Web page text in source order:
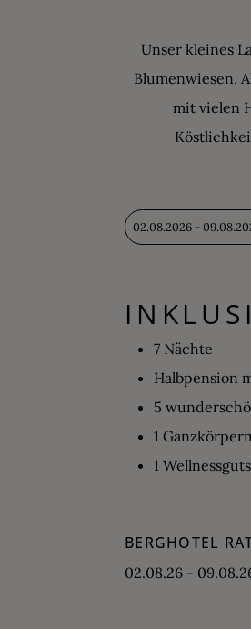
Unser kleines
Blumenwiesen,
mit vielen
02.08.2026 -
7 Nächte
Halbpension
5
1
1
BERGHOTEL
02.08.26 -